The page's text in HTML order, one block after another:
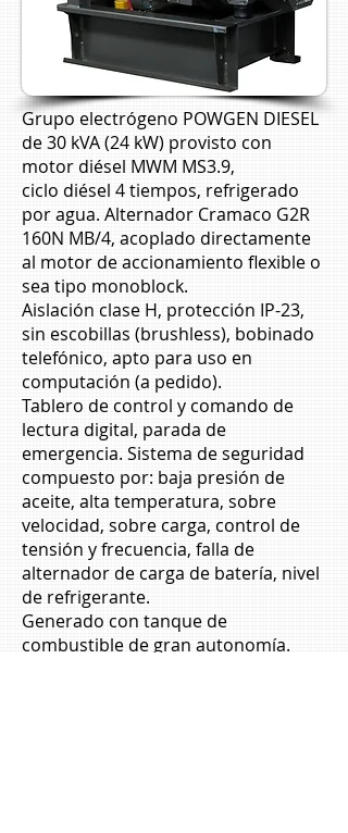
Grupo electrógeno POWGEN DIESEL
de 30 kVA (24 kW) provisto con
motor diésel MWM MS3.9,
ciclo diésel 4 tiempos, refrigerado
por agua. Alternador Cramaco G2R
160N MB/4, acoplado directamente
al motor de accionamiento flexible o
sea tipo monoblock.
Aislación clase H, protección IP-23,
sin escobillas (brushless), bobinado
telefónico, apto para uso en
computación (a pedido).
Tablero de control y comando de
lectura digital, parada de
emergencia. Sistema de seguridad
compuesto por: baja presión de
aceite, alta temperatura, sobre
velocidad, sobre carga, control de
tensión y frecuencia, falla de
alternador de carga de batería, nivel
de refrigerante.
Generado con tanque de
combustible de gran autonomía.